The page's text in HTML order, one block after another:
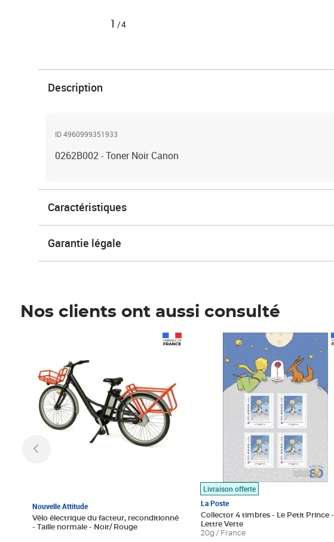
1 /4
Description
ID 4960999351933
0262B002 - Toner Noir Canon
Caractéristiques
Garantie légale
Nos clients ont aussi consulté
Nouvelle Attitude
Vélo électrique du facteur, reconditionné
- Taille normale - Noir/ Rouge
Livraison offerte
La Poste
Collector 4 timbres - Le Petit Prince -
Lettre Verte
20g / France
Prix 7,50€